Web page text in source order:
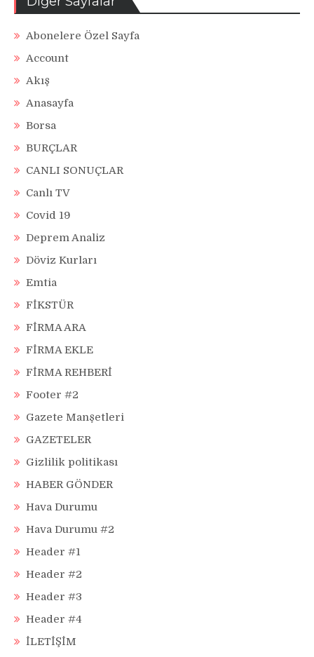
Abonelere Özel Sayfa
Account
Akış
Anasayfa
Borsa
BURÇLAR
CANLI SONUÇLAR
Canlı TV
Covid 19
Deprem Analiz
Döviz Kurları
Emtia
FİKSTÜR
FİRMA ARA
FİRMA EKLE
FİRMA REHBERİ
Footer #2
Gazete Manşetleri
GAZETELER
Gizlilik politikası
HABER GÖNDER
Hava Durumu
Hava Durumu #2
Header #1
Header #2
Header #3
Header #4
İLETİŞİM